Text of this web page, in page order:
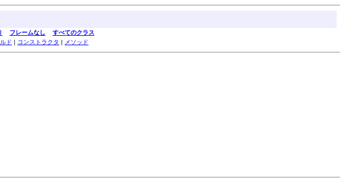
フレームなし
すべてのクラス
ド | コンストラクタ | メソッド